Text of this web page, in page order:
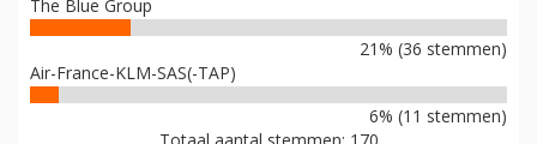
The Blue Group
21% (36 stemmen)
Air-France-KLM-SAS(-TAP)
6% (11 stemmen)